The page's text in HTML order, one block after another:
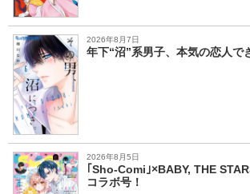
2026年8月7日
年下“沼”系男子、本気の恋人
2026年8月5日
｢Sho-Comi｣×BABY, THE
コラボ号！